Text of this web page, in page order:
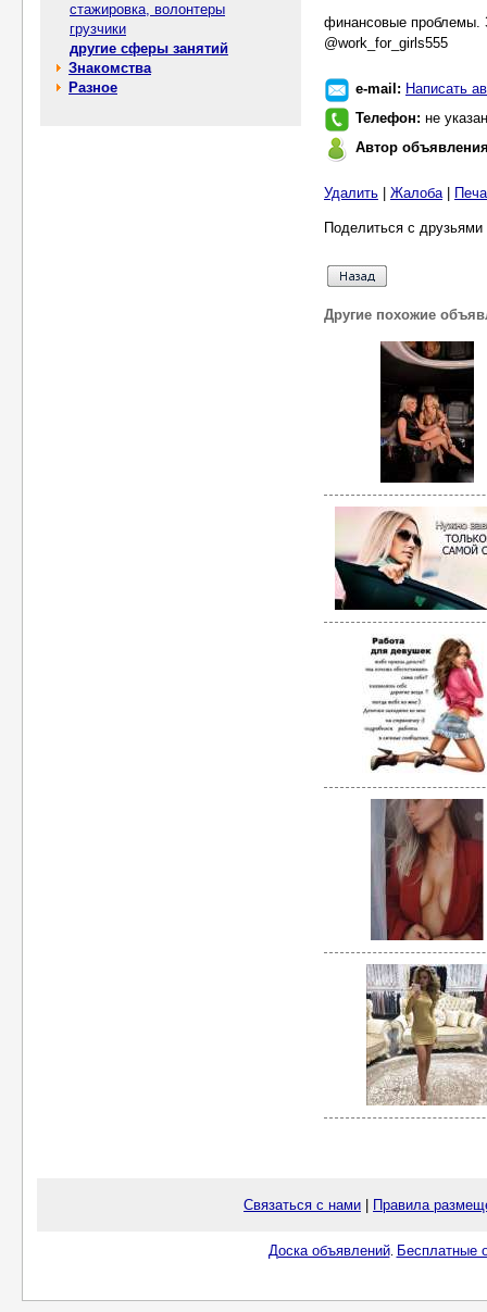
стажировка, волонтеры
грузчики
другие сферы занятий
Знакомства
Разное
финансовые проблемы.
@work_for_girls555
e-mail: Написать
Телефон: не указан
Автор
Удалить Жалоба|
Поделиться с
Другие похожие
Связаться с нами Правила
Доска объявлений. Бесплатные